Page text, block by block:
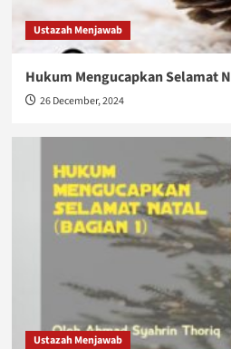
Ustazah Menjawab
Hukum Mengucapkan Selamat
26 December, 2024
Ustazah Menjawab